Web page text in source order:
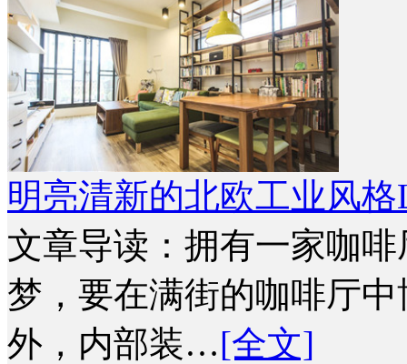
明亮清新的北欧工业风
文章导读：拥有一家咖
梦，要在满街的咖啡厅
外，内部装…[全文]